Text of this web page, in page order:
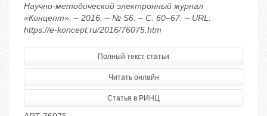
Научно-методический электронный журнал
«Концепт». – 2016. – № S6. – С. 60–67. – URL:
https://e-koncept.ru/2016/76075.htm
Полный текст статьи
Читать онлайн
Статья в РИНЦ